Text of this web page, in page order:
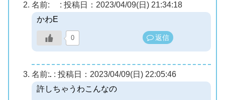
名前: : 投稿日：2023/04/09(日) 21:34:18
かわE
0 返信
名前:. : 投稿日：2023/04/09(日) 22:05:46
許しちゃうわこんなの